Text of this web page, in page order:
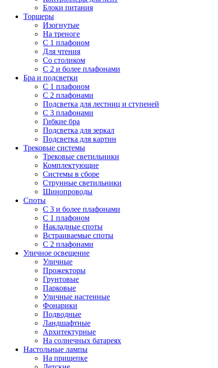
Блоки питания
Торшеры
Изогнутые
На треноге
С 1 плафоном
Для чтения
Со столиком
С 2 и более плафонами
Бра и подсветки
С 1 плафоном
С 2 плафонами
Подсветка для лестниц и ступеней
С 3 плафонами
Гибкие бра
Подсветка для зеркал
Подсветка для картин
Трековые системы
Трековые светильники
Комплектующие
Системы в сборе
Струнные светильники
Шинопроводы
Споты
С 3 и более плафонами
С 1 плафоном
Накладные споты
Встраиваемые споты
С 2 плафонами
Уличное освещение
Уличные
Прожекторы
Грунтовые
Парковые
Уличные настенные
Фонарики
Подводные
Ландшафтные
Архитектурные
На солнечных батареях
Настольные лампы
На прищепке